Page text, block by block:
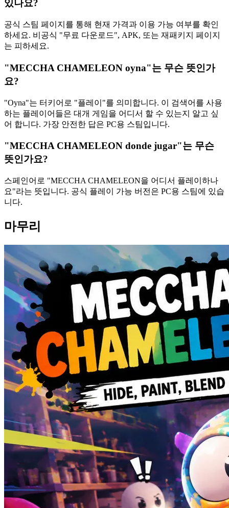
있나요?
공식 스팀 페이지를 통해 현재 가격과 이용 가능 여부를 확인
하세요. 비공식 "무료 다운로드", APK, 또는 재패키지 페이지
는 피하세요.
"MECCHA CHAMELEON oyna"는 무슨 뜻인가
요?
"Oyna"는 터키어로 "플레이"를 의미합니다. 이 검색어를 사용
하는 플레이어들은 대개 게임을 어디서 할 수 있는지 알고 싶
어 합니다. 가장 안전한 답은 PC용 스팀입니다.
"MECCHA CHAMELEON donde jugar"는 무슨
뜻인가요?
스페인어로 "MECCHA CHAMELEON을 어디서 플레이하나
요"라는 뜻입니다. 공식 플레이 가능 버전은 PC용 스팀에 있습
니다.
마무리